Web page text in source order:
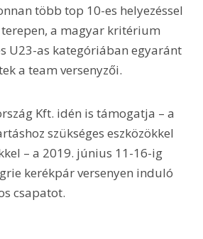
több top 10-es helyezéssel
a magyar kritérium
U23-as kategóriában egyaránt
a team versenyzői.
Kft. idén is támogatja – a
szükséges eszközökkel
– a 2019. június 11-16-ig
kerékpár versenyen induló
csapatot.